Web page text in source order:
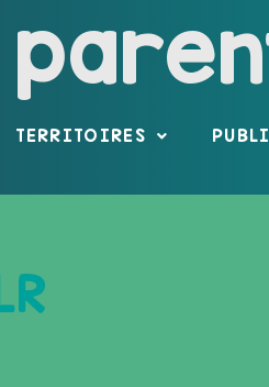
TERRITOIRES